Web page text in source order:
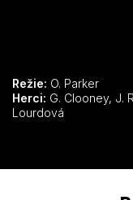
Režie: O. Parker
Herci:
Lourdová